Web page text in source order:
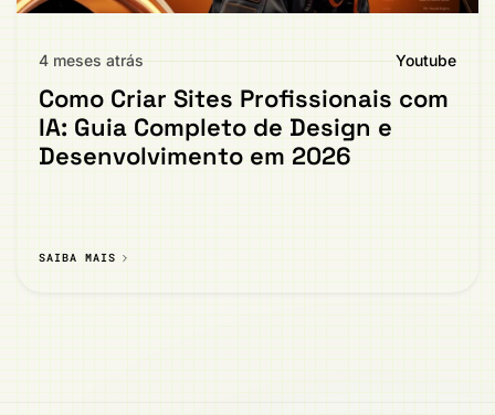
4 meses atrás Youtube
Como Criar Sites Profissionais com
IA: Guia Completo de Design e
Desenvolvimento em 2026
SAIBA MAIS